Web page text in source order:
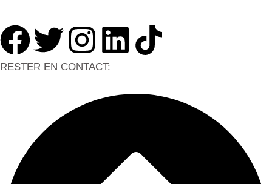
RESTER EN CONTACT: